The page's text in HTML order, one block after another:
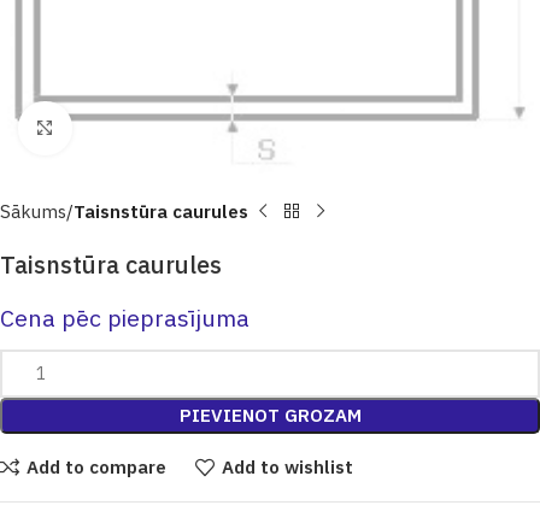
Click to enlarge
Sākums Taisnstūra caurules
Taisnstūra caurules
Cena pēc pieprasījuma
PIEVIENOT GROZAM
Add to compare Add to wishlist